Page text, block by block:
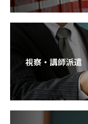
視察・講師派遣